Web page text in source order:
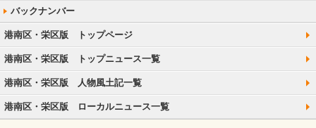
港南区・栄区版 トップページ
港南区・栄区版 トップニュース一覧
港南区・栄区版 人物風土記一覧
港南区・栄区版 ローカルニュース一覧